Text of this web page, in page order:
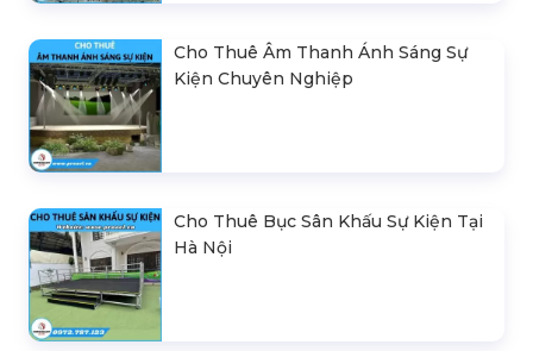
Cho Thuê Âm Thanh Ánh Sáng Sự
Kiện Chuyên Nghiệp
Cho Thuê Bục Sân Khấu Sự Kiện Tại
Hà Nội